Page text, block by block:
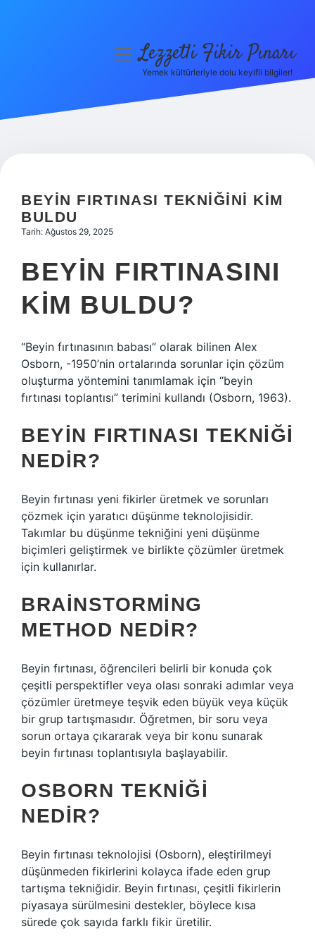
Hakkımızda
menüyüLezzetli Fikir Pınarı
Yemek kültürleriyle dolu keyifli bilgiler!
BEYIN FIRTINASI TEKNIĞINI KIM
BULDU
Tarih: Ağustos 29, 2025
BEYIN FIRTINASINI
KIM BULDU?
“Beyin fırtınasının babası” olarak bilinen Alex
Osborn, -1950’nin ortalarında sorunlar için çözüm
oluşturma yöntemini tanımlamak için “beyin
fırtınası toplantısı” terimini kullandı (Osborn, 1963).
BEYIN FIRTINASI TEKNIĞI
NEDIR?
Beyin fırtınası yeni fikirler üretmek ve sorunları
çözmek için yaratıcı düşünme teknolojisidir.
Takımlar bu düşünme tekniğini yeni düşünme
biçimleri geliştirmek ve birlikte çözümler üretmek
için kullanırlar.
BRAINSTORMING
METHOD NEDIR?
Beyin fırtınası, öğrencileri belirli bir konuda çok
çeşitli perspektifler veya olası sonraki adımlar veya
çözümler üretmeye teşvik eden büyük veya küçük
bir grup tartışmasıdır. Öğretmen, bir soru veya
sorun ortaya çıkararak veya bir konu sunarak
beyin fırtınası toplantısıyla başlayabilir.
OSBORN TEKNIĞI
NEDIR?
Beyin fırtınası teknolojisi (Osborn), eleştirilmeyi
düşünmeden fikirlerini kolayca ifade eden grup
tartışma tekniğidir. Beyin fırtınası, çeşitli fikirlerin
piyasaya sürülmesini destekler, böylece kısa
sürede çok sayıda farklı fikir üretilir.